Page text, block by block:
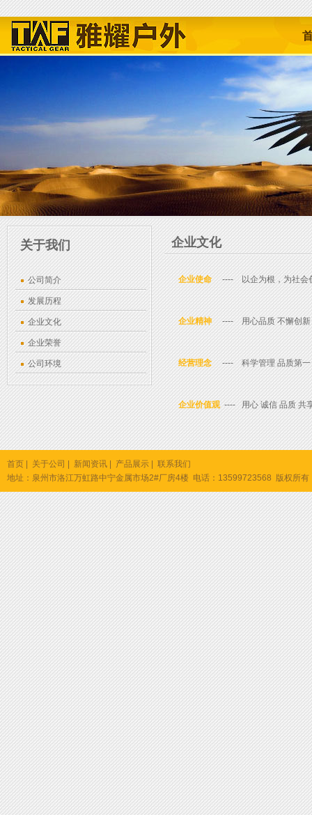
关于我们
公司简介
发展历程
企业文化
企业荣誉
公司环境
企业文化
企业使命---- 以企为根，为社会
企业精神 ---- 用心品质 不懈创新
经营理念---- 科学管理 品质第一
企业价值观---- 用心 诚信 品质 共
首页 关于公司 新闻资讯 产品展示
联系我们
地址：泉州市洛江万虹路中宁金属市场2#厂房4楼 电话：13599723568 版权所